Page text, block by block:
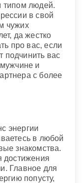
типом людей.
в свой
чужих
да жестко
про вас, если
подчинить вас
и
с более
энергии
в любой
знакомства.
достижения
Главное для
попусту,